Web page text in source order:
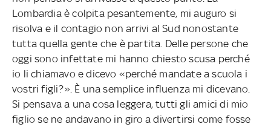
Lombardia è colpita pesantemente, mi auguro si
risolva e il contagio non arrivi al Sud nonostante
tutta quella gente che è partita. Delle persone che
oggi sono infettate mi hanno chiesto scusa perché
io li chiamavo e dicevo «perché mandate a scuola i
vostri figli?». È una semplice influenza mi dicevano.
Si pensava a una cosa leggera, tutti gli amici di mio
figlio se ne andavano in giro a divertirsi come fosse